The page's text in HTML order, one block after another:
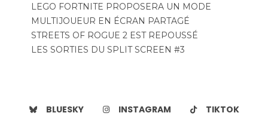
LEGO FORTNITE PROPOSERA UN MODE
MULTIJOUEUR EN ÉCRAN PARTAGÉ
STREETS OF ROGUE 2 EST REPOUSSÉ
LES SORTIES DU SPLIT SCREEN #3
BLUESKY INSTAGRAM TIKTOK